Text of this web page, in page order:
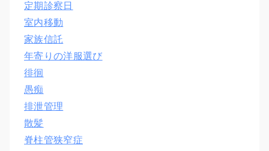
定期診察日
室内移動
家族信託
年寄りの洋服選び
徘徊
愚痴
排泄管理
散髪
脊柱管狭窄症